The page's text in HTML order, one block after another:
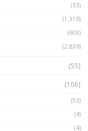
(33)
(1.319)
(603)
(2.839)
(55)
(106)
(53)
(4)
(4)